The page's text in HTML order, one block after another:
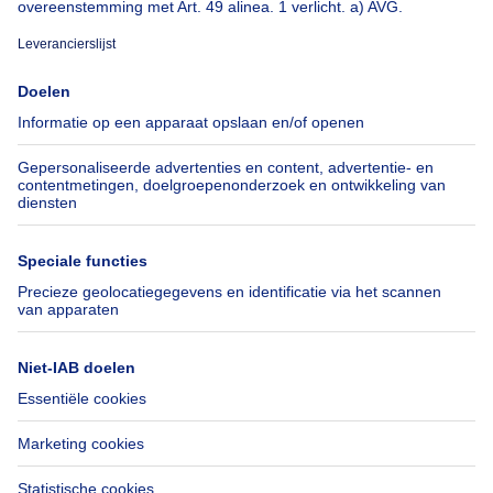
Over
Immoweb
Pers
Jobs
Axel Springer Group
SeLoger.com
Immowelt.de
Tools
Belfius
Verzekeringen
Verhuis checklist
Hulp
Veelgestelde vragen
Toegankelijkheid
Contacteer ons
Volg ons
LinkedIn
Immoweb SA © 2026 - Alle rechten voorbehouden